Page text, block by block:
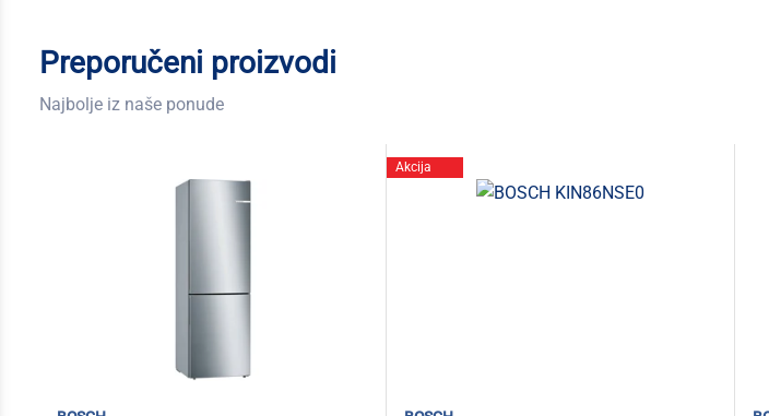
Preporučeni proizvodi
Najbolje iz naše ponude
Akcija